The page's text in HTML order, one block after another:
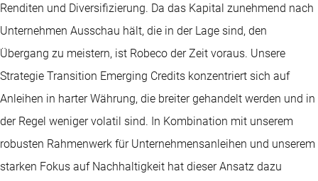
Renditen und Diversifizierung. Da das Kapital zunehmend nach
Unternehmen Ausschau hält, die in der Lage sind, den
Übergang zu meistern, ist Robeco der Zeit voraus. Unsere
Strategie Transition Emerging Credits konzentriert sich auf
Anleihen in harter Währung, die breiter gehandelt werden und in
der Regel weniger volatil sind. In Kombination mit unserem
robusten Rahmenwerk für Unternehmensanleihen und unserem
starken Fokus auf Nachhaltigkeit hat dieser Ansatz dazu